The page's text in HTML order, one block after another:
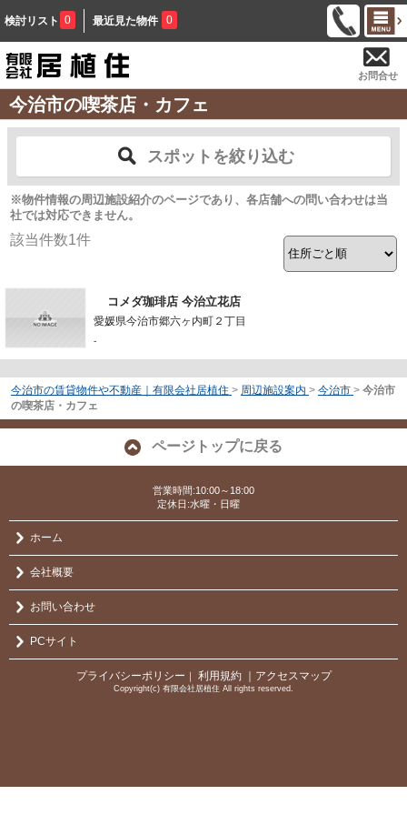
検討リスト 0 最近見た物件 0
お問合せ
今治市の喫茶店・カフェ
スポットを絞り込む
※物件情報の周辺施設紹介のページであり、各店舗への問い合わせは当
社では対応できません。
該当件数1件
コメダ珈琲店 今治立花店
愛媛県今治市郷六ヶ内町２丁目
-
今治市の賃貸物件や不動産｜有限会社居植住 > 周辺施設案内 > 今治市 > 今治市
の喫茶店・カフェ
ページトップに戻る
営業時間:10:00～18:00
定休日:水曜・日曜
ホーム
会社概要
お問い合わせ
PCサイト
プライバシーポリシー ｜ 利用規約 ｜アクセスマップ
Copyright(c) 有限会社居植住 All rights reserved.